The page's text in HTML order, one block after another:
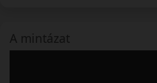
A mintázat